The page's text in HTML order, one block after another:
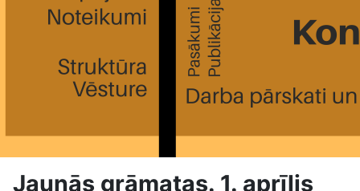
Jaunās grāmatas. 1. aprīlis